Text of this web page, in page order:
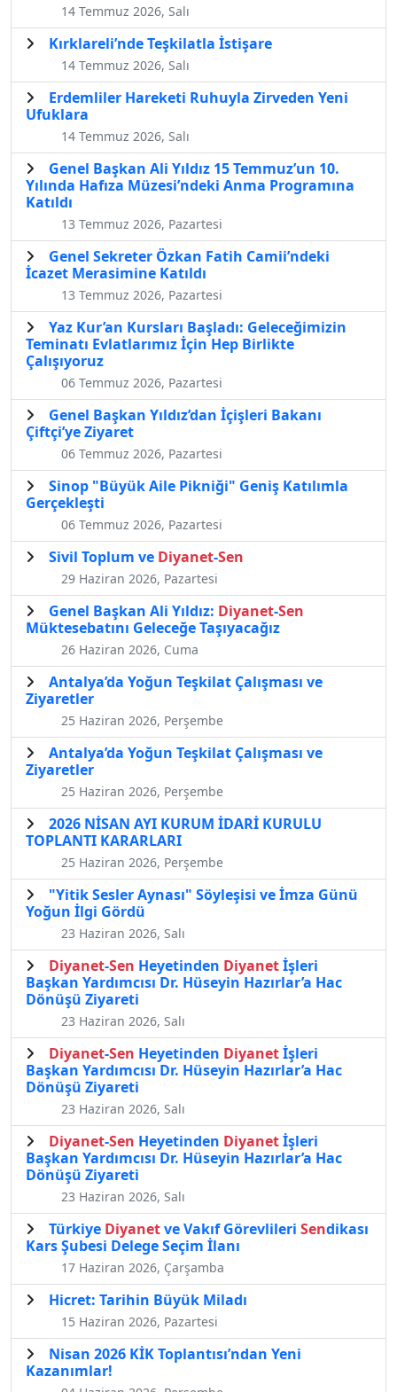
14 Temmuz 2026, Salı
Kırklareli’nde Teşkilatla İstişare
14 Temmuz 2026, Salı
Erdemliler Hareketi Ruhuyla Zirveden Yeni
Ufuklara
14 Temmuz 2026, Salı
Genel Başkan Ali Yıldız 15 Temmuz’un 10.
Yılında Hafıza Müzesi’ndeki Anma Programına
Katıldı
13 Temmuz 2026, Pazartesi
Genel Sekreter Özkan Fatih Camii’ndeki
İcazet Merasimine Katıldı
13 Temmuz 2026, Pazartesi
Yaz Kur’an Kursları Başladı: Geleceğimizin
Teminatı Evlatlarımız İçin Hep Birlikte
Çalışıyoruz
06 Temmuz 2026, Pazartesi
Genel Başkan Yıldız’dan İçişleri Bakanı
Çiftçi’ye Ziyaret
06 Temmuz 2026, Pazartesi
Sinop "Büyük Aile Pikniği" Geniş Katılımla
Gerçekleşti
06 Temmuz 2026, Pazartesi
Sivil Toplum ve Diyanet-Sen
29 Haziran 2026, Pazartesi
Genel Başkan Ali Yıldız: Diyanet-Sen
Müktesebatını Geleceğe Taşıyacağız
26 Haziran 2026, Cuma
Antalya’da Yoğun Teşkilat Çalışması ve
Ziyaretler
25 Haziran 2026, Perşembe
Antalya’da Yoğun Teşkilat Çalışması ve
Ziyaretler
25 Haziran 2026, Perşembe
2026 NİSAN AYI KURUM İDARİ KURULU
TOPLANTI KARARLARI
25 Haziran 2026, Perşembe
"Yitik Sesler Aynası" Söyleşisi ve İmza Günü
Yoğun İlgi Gördü
23 Haziran 2026, Salı
Diyanet-Sen Heyetinden Diyanetİşleri
Başkan Yardımcısı Dr. Hüseyin Hazırlar’a Hac
Dönüşü Ziyareti
23 Haziran 2026, Salı
Diyanet-Sen Heyetinden Diyanetİşleri
Başkan Yardımcısı Dr. Hüseyin Hazırlar’a Hac
Dönüşü Ziyareti
23 Haziran 2026, Salı
Diyanet-Sen Heyetinden Diyanetİşleri
Başkan Yardımcısı Dr. Hüseyin Hazırlar’a Hac
Dönüşü Ziyareti
23 Haziran 2026, Salı
Türkiye Diyanetve Vakıf Görevlileri Sendikası
Kars Şubesi Delege Seçim İlanı
17 Haziran 2026, Çarşamba
Hicret: Tarihin Büyük Miladı
15 Haziran 2026, Pazartesi
Nisan 2026 KİK Toplantısı’ndan Yeni
Kazanımlar!